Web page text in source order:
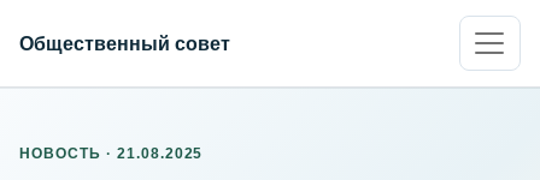
Общественный совет
НОВОСТЬ · 21.08.2025